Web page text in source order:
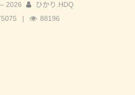
2026
ひかり.HDQ
| 88196